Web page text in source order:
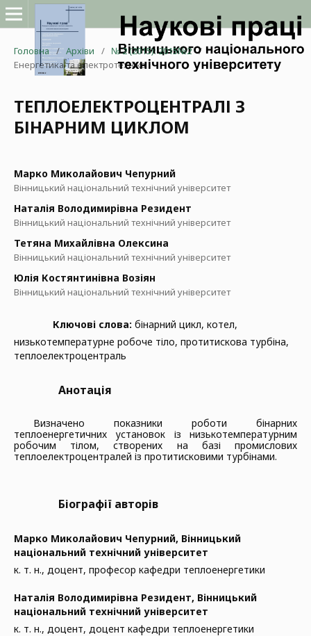
Головна / Архіви / № 2 (2015): 2015№2 /
Енергетика та електротехніка
ТЕПЛОЕЛЕКТРОЦЕНТРАЛІ З
БІНАРНИМ ЦИКЛОМ
Марко Миколайович Чепурний
Вінницький національний технічний університет
Наталія Володимирівна Резидент
Вінницький національний технічний університет
Тетяна Михайлівна Олексина
Вінницький національний технічний університет
Юлія Костянтинівна Возіян
Вінницький національний технічний університет
Ключові слова: бінарний цикл, котел,
низькотемпературне робоче тіло, протитискова турбіна,
теплоелектроцентраль
Анотація
Визначено показники роботи бінарних
теплоенергетичних установок із низькотемпературним
робочим тілом, створених на базі промислових
теплоелектроцентралей із протитисковими турбінами.
Біографії авторів
Марко Миколайович Чепурний, Вінницький
національний технічний університет
к. т. н., доцент, професор кафедри теплоенергетики
Наталія Володимирівна Резидент, Вінницький
національний технічний університет
к. т. н., доцент, доцент кафедри теплоенергетики